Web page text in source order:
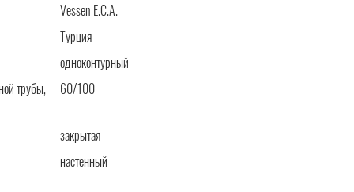
Vessen E.C.A.
Турция
одноконтурный
трубы,
60/100
закрытая
настенный